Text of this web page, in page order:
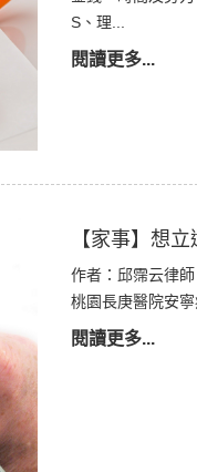
S、理...
閱讀更多...
【家事】想
作者：邱霈云律
桃園長庚醫院安
閱讀更多...